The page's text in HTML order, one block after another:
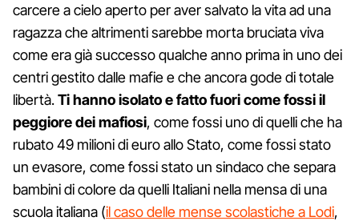
carcere a cielo aperto per aver salvato la vita ad una
ragazza che altrimenti sarebbe morta bruciata viva
come era già successo qualche anno prima in uno dei
centri gestito dalle mafie e che ancora gode di totale
libertà.Ti hanno isolato e fatto fuori come fossi il
peggiore dei mafiosi, come fossi uno di quelli che ha
rubato 49 milioni di euro allo Stato, come fossi stato
un evasore, come fossi stato un sindaco che separa
bambini di colore da quelli Italiani nella mensa di una
scuola italiana (il caso delle mense scolastiche a Lodi,